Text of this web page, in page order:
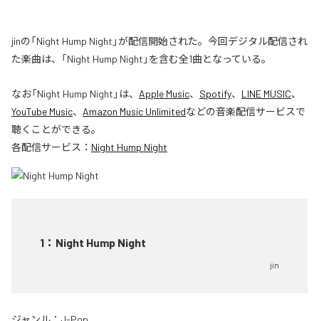
jinの「Night Hump Night」が配信開始された。今回デジタル配信され
た楽曲は、「Night Hump Night」を含む全1曲となっている。
なお「Night Hump Night 」は、 Apple Music、 Spotify、 LINE MUSIC、
YouTube Music、 Amazon Music Unlimitedなどの音楽配信サービスで
聴くことができる。
各配信サービス： Night Hump Night
1 ： Night Hump Night
jin